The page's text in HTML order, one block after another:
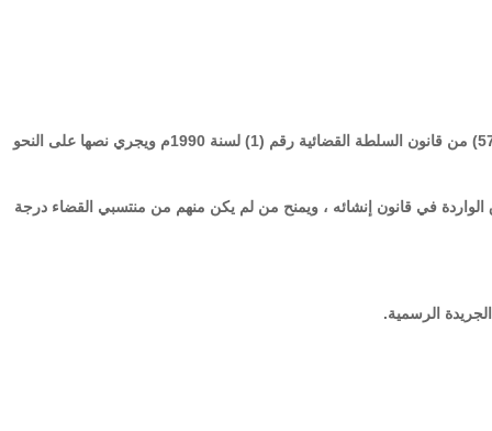
مادة (1) :تضاف فقرة جديدة برقم (ز) إلى نهاية المادة (57) من قانون السلطة القضائية رقم (1) لسنة 1990م ويجري نصها على النحو
الواردة في قانون إنشائه ، ويمنح من لم يكن منهم من منتسبي القضاء درجة